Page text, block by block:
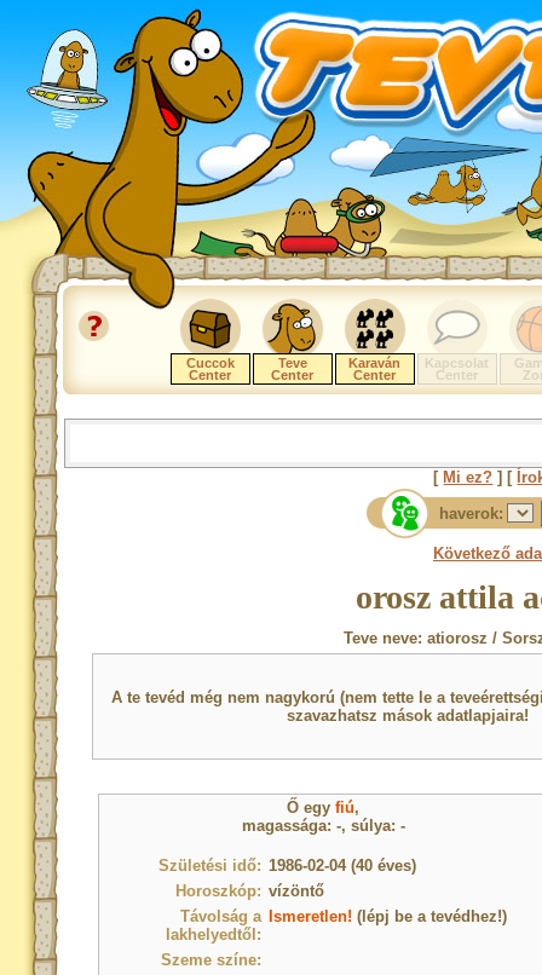
Cuccok
Center
Teve
Center
Karaván
Center
Kapcsolat
Center
[ Mi ez? ] [
haverok:
Következő
orosz attila
Teve neve: atiorosz /
A te tevéd még nem nagykorú (nem tette le a
szavazhatsz mások adatlapjaira!
Ő egyfiú,
magassága: -, súlya: -
Születési idő: 1986-02-04 (40 éves)
Horoszkóp: vízöntő
Távolság a
lakhelyedtől:
Ismeretlen! (lépj be a tevédhez!)
Szeme színe: